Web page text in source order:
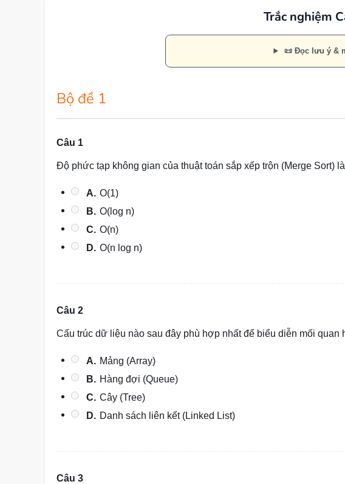
Trắc nghiệm
📜 Đọc lưu ý &
Bộ đề 1
Câu 1
Độ phức tạp không gian của thuật toán sắp xếp trộn (Merge Sort)
A. O(1)
B. O(log n)
C. O(n)
D. O(n log n)
Câu 2
Cấu trúc dữ liệu nào sau đây phù hợp nhất để biểu diễn mối quan
A. Mảng (Array)
B. Hàng đợi (Queue)
C. Cây (Tree)
D. Danh sách liên kết (Linked List)
Câu 3